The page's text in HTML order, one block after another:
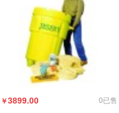
￥3899.00 0已售